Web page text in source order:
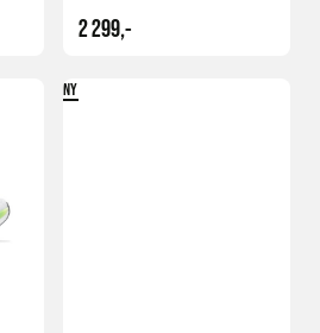
2 299,-
NY